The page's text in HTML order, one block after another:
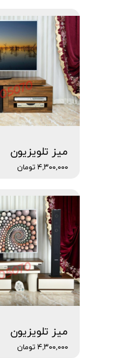
میز تلویزیون
۴,۳۰۰,۰۰۰ تومان
میز تلویزیون
۴,۳۰۰,۰۰۰ تومان